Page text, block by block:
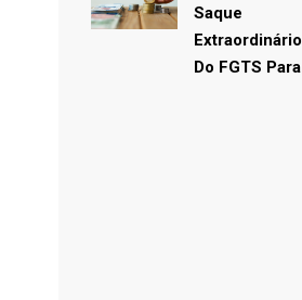
Saque
Extraordinário
Do FGTS Para